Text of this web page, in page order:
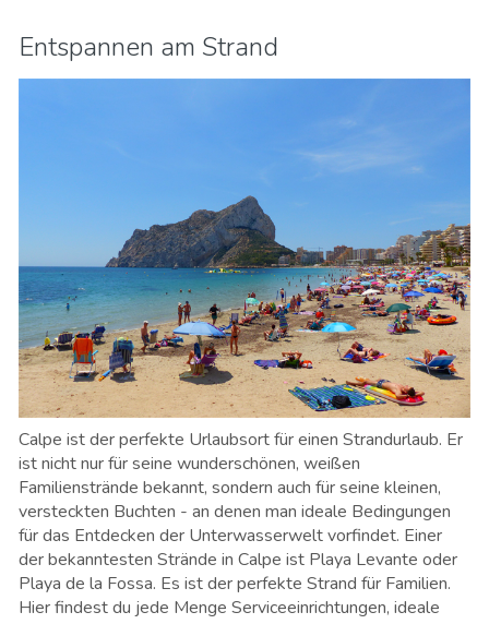
Entspannen am Strand
Calpe ist der perfekte Urlaubsort für einen Strandurlaub. Er
ist nicht nur für seine wunderschönen, weißen
Familienstrände bekannt, sondern auch für seine kleinen,
versteckten Buchten - an denen man ideale Bedingungen
für das Entdecken der Unterwasserwelt vorfindet. Einer
der bekanntesten Strände in Calpe ist Playa Levante oder
Playa de la Fossa. Es ist der perfekte Strand für Familien.
Hier findest du jede Menge Serviceeinrichtungen, ideale